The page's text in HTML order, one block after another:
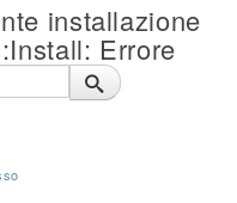
installazione
Errore